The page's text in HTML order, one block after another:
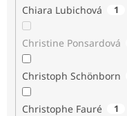
Chiara Lubichová 1
Christine Ponsardová
Christoph Schönborn
Christophe Fauré 1